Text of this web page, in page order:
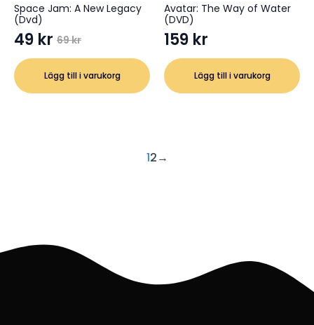
Space Jam: A New Legacy
(Dvd)
69kr
Det
ursprungliga
priset
49 kr
Det
nuvarande
prisetLägg till i varukorg
Avatar: The Way of Water
(DVD)
159 kr
Lägg till i varukorg
12→